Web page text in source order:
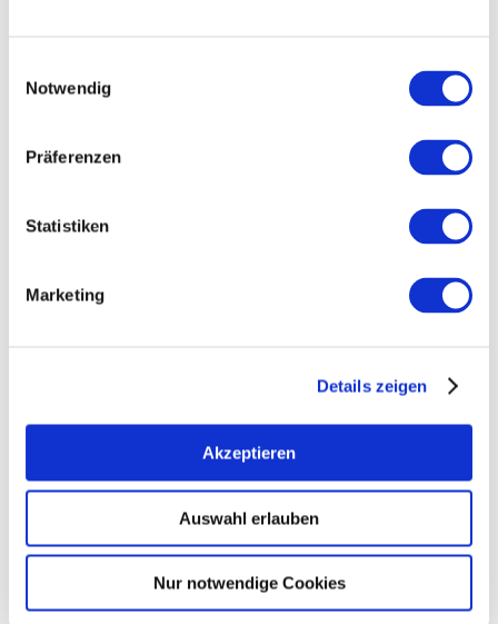
Notwendig
Präferenzen
Statistiken
Marketing
Details zeigen
Akzeptieren
Auswahl erlauben
Nur notwendige Cookies
Osthofen